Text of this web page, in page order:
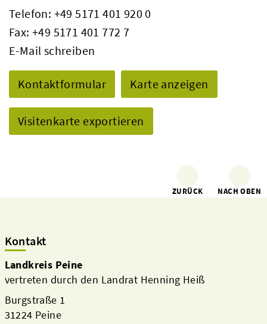
Telefon: +49 5171 401 920 0
Fax: +49 5171 401 772 7
E-Mail schreiben
Kontaktformular Karte anzeigen
Visitenkarte exportieren
ZURÜCK NACH OBEN
Kontakt
Landkreis Peine
vertreten durch den Landrat Henning Heiß
Burgstraße 1
31224 Peine